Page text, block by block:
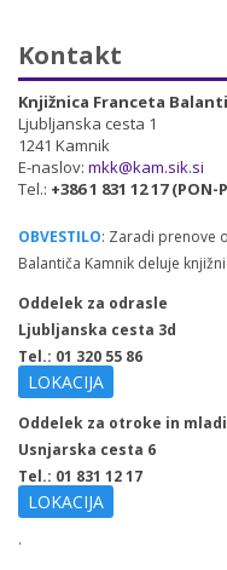
Kontakt
Knjižnica Franceta
Ljubljanska cesta 1
1241 Kamnik
E-naslov: mkk@kam.sik.si
Tel.: +386 1 831 12 17
OBVESTILO: Zaradi prenove
Balantiča Kamnik deluje
Oddelek za odrasle
Ljubljanska cesta 3d
Tel.: 01 320 55 86
LOKACIJA
Oddelek za otroke in
Usnjarska cesta 6
Tel.: 01 831 12 17
LOKACIJA
.